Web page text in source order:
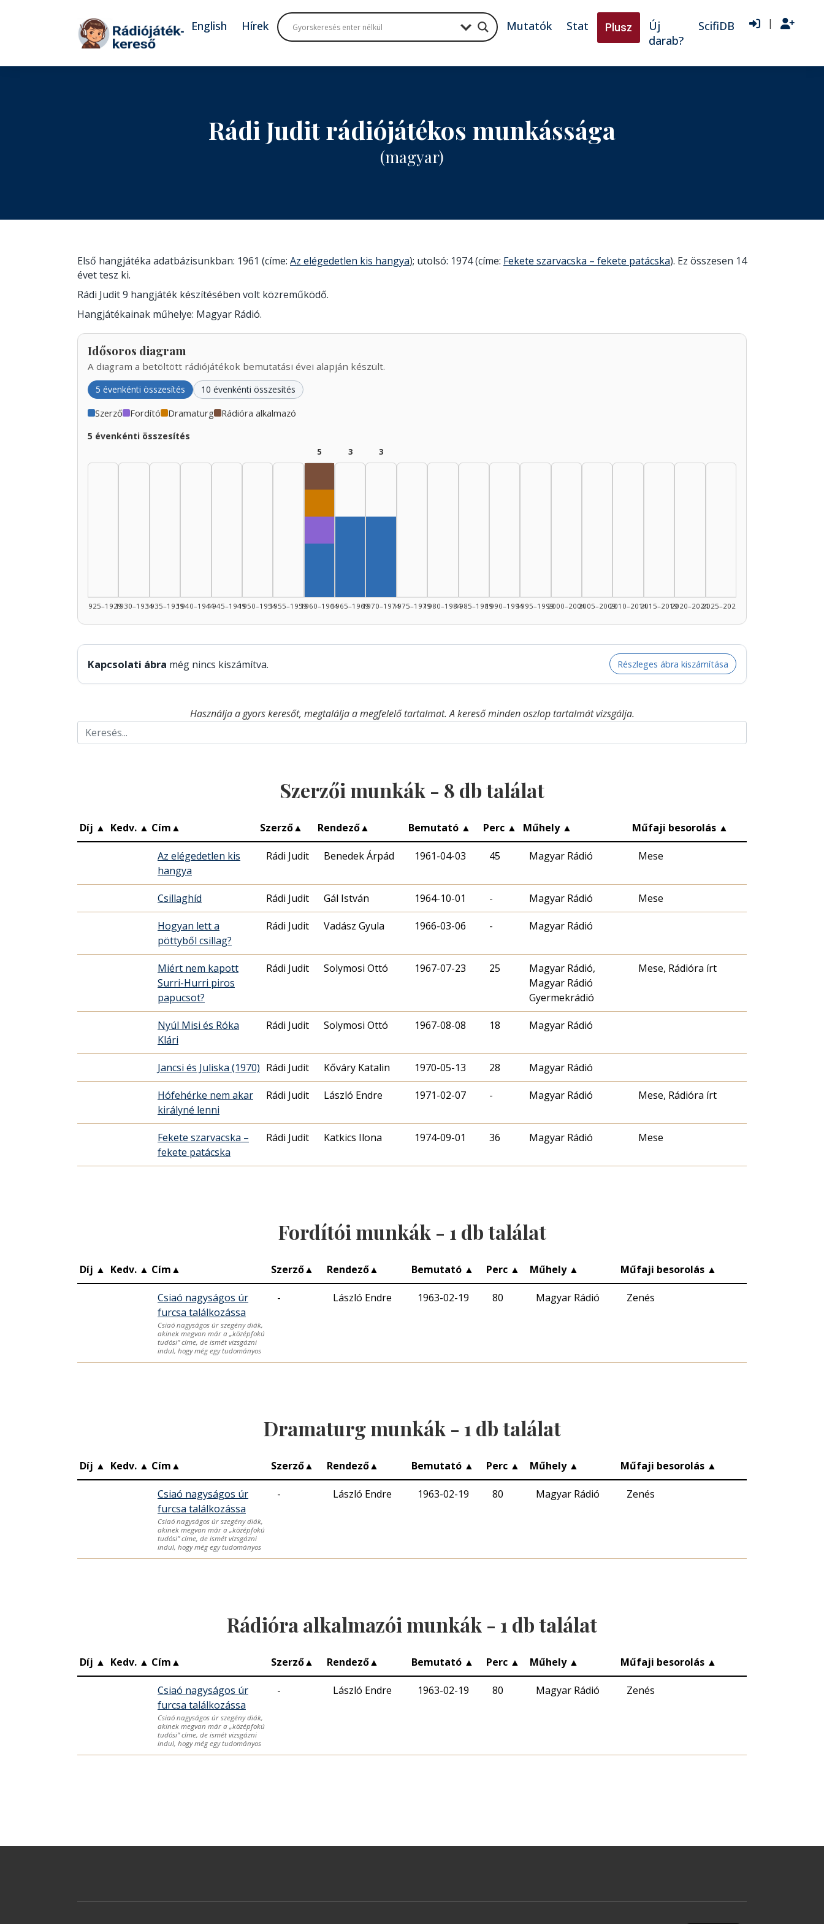
Tovább a tartalomhoz
English Hírek Mutatók Stat Plusz
Új
darab?
ScifiDB |
Rádi Judit rádiójátékos munkássága
(magyar)
Első hangjátéka adatbázisunkban: 1961 (címe: Az elégedetlen kis hangya); utolsó: 1974 (címe: Fekete szarvacska – fekete patácska). Ez összesen 14
évet tesz ki.
Rádi Judit 9 hangjáték készítésében volt közreműködő.
Hangjátékainak műhelye: Magyar Rádió.
Idősoros diagram
A diagram a betöltött rádiójátékok bemutatási évei alapján készült.
5 évenkénti összesítés 10 évenkénti összesítés
Szerző Fordító Dramaturg Rádióra alkalmazó
5 évenkénti összesítés
1925–19291930–19341935–19391940–19441945–19491950–19541955–1959
5
1960–1964
3
1965–1969
3
1970–19741975–19791980–19841985–19891990–19941995–19992000–20042005–20092010–20142015–20192020–20242025–2026
Kapcsolati ábra még nincs kiszámítva. Részleges ábra kiszámítása
Használja a gyors keresőt, megtalálja a megfelelő tartalmat. A kereső minden oszlop tartalmát vizsgálja.
Szerzői munkák - 8 db találat
Díj ▲ Kedv. ▲ Cím▲ Szerző▲ Rendező▲ Bemutató ▲ Perc ▲ Műhely ▲ Műfaji besorolás ▲
Az elégedetlen kis
hangya
Rádi Judit Benedek Árpád 1961-04-03 45 Magyar Rádió Mese
Csillaghíd Rádi Judit Gál István 1964-10-01 - Magyar Rádió Mese
Hogyan lett a
pöttyből csillag?
Rádi Judit Vadász Gyula 1966-03-06 - Magyar Rádió
Miért nem kapott
Surri-Hurri piros
papucsot?
Rádi Judit Solymosi Ottó 1967-07-23 25
Magyar Rádió,
Magyar Rádió
Gyermekrádió
Mese, Rádióra írt
Nyúl Misi és Róka
Klári
Rádi Judit Solymosi Ottó 1967-08-08 18 Magyar Rádió
Jancsi és Juliska (1970) Rádi Judit Kőváry Katalin 1970-05-13 28 Magyar Rádió
Hófehérke nem akar
királyné lenni
Rádi Judit László Endre 1971-02-07 - Magyar Rádió Mese, Rádióra írt
Fekete szarvacska –
fekete patácska
Rádi Judit Katkics Ilona 1974-09-01 36 Magyar Rádió Mese
Fordítói munkák - 1 db találat
Díj ▲ Kedv. ▲ Cím▲ Szerző▲ Rendező▲ Bemutató ▲ Perc ▲ Műhely ▲ Műfaji besorolás ▲
Csiaó nagyságos úr
furcsa találkozássa
Csiaó nagyságos úr szegény diák,
akinek megvan már a „középfokú
tudósi” címe, de ismét vizsgázni
indul, hogy még egy tudományos
- László Endre 1963-02-19 80 Magyar Rádió Zenés
Dramaturg munkák - 1 db találat
Díj ▲ Kedv. ▲ Cím▲ Szerző▲ Rendező▲ Bemutató ▲ Perc ▲ Műhely ▲ Műfaji besorolás ▲
Csiaó nagyságos úr
furcsa találkozássa
Csiaó nagyságos úr szegény diák,
akinek megvan már a „középfokú
tudósi” címe, de ismét vizsgázni
indul, hogy még egy tudományos
- László Endre 1963-02-19 80 Magyar Rádió Zenés
Rádióra alkalmazói munkák - 1 db találat
Díj ▲ Kedv. ▲ Cím▲ Szerző▲ Rendező▲ Bemutató ▲ Perc ▲ Műhely ▲ Műfaji besorolás ▲
Csiaó nagyságos úr
furcsa találkozássa
Csiaó nagyságos úr szegény diák,
akinek megvan már a „középfokú
tudósi” címe, de ismét vizsgázni
indul, hogy még egy tudományos
- László Endre 1963-02-19 80 Magyar Rádió Zenés